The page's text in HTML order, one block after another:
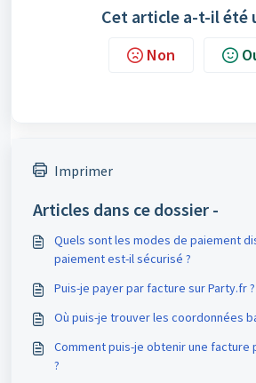
Cet article a-t-il été
Non
Imprimer
Articles dans ce dossier -
Quels sont les modes de paiement
paiement est-il sécurisé ?
Puis-je payer par facture sur Party.fr ?
Où puis-je trouver les coordonnées
Comment puis-je obtenir une facture
?